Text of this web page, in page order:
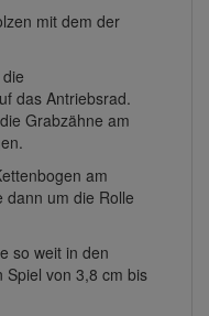
mit dem der
das Antriebsrad.
Grabzähne am
am
dann um die Rolle
so weit in den
Spiel von 3,8 cm bis